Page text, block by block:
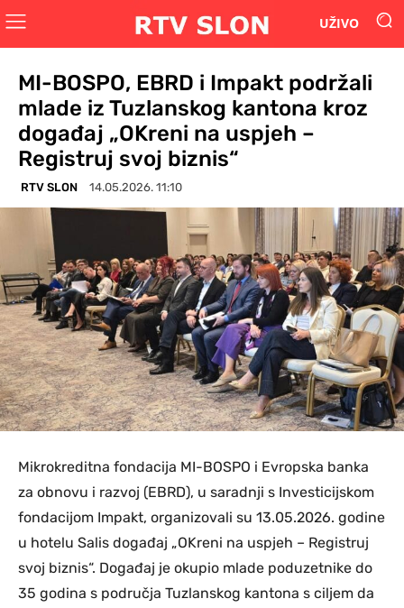
UŽIVO
MI-BOSPO, EBRD i Impakt podržali
mlade iz Tuzlanskog kantona kroz
događaj „OKreni na uspjeh –
Registruj svoj biznis“
RTV SLON 14.05.2026. 11:10
Mikrokreditna fondacija MI-BOSPO i Evropska banka
za obnovu i razvoj (EBRD), u saradnji s Investicijskom
fondacijom Impakt, organizovali su 13.05.2026. godine
u hotelu Salis događaj „OKreni na uspjeh – Registruj
svoj biznis“. Događaj je okupio mlade poduzetnike do
35 godina s područja Tuzlanskog kantona s ciljem da